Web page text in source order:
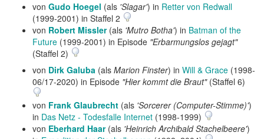
von Gudo Hoegel (als 'Slagar') in Retter von Redwall
(1999-2001) in Staffel 2
von Robert Missler(als 'Mutro Botha') in Batman of the
Future (1999-2001) in Episode "Erbarmungslos gejagt"
(Staffel 2)
von Dirk Galuba (als Marion Finster) in Will & Grace (1998-
06/17-2020) in Episode "Hier kommt die Braut"(Staffel 6)
von Frank Glaubrecht (als 'Sorcerer (Computer-Stimme)')
in Das Netz - Todesfalle Internet (1998-1999)
von Eberhard Haar(als 'Heinrich Archibald Stachelbeere')